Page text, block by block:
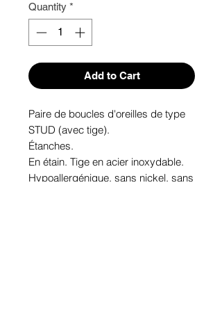
Quantity *
Add to Cart
Paire de boucles d'oreilles de type
STUD (avec tige).
Étanches.
En étain. Tige en acier inoxydable.
Hypoallergénique, sans nickel, sans